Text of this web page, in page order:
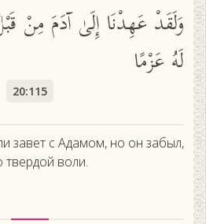
وَلَقَدْ عَهِدْنَا إِلَىٰ آدَمَ مِنْ
لَهُ عَزْمًا
20:115
завет с Адамом, но он забыл,
воли.